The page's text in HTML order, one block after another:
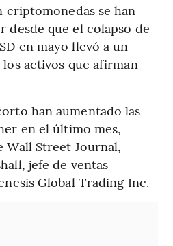
criptomonedas se han
desde que el colapso de
en mayo llevó a un
activos que afirman
han aumentado las
en el último mes,
Street Journal,
jefe de ventas
Global Trading Inc.